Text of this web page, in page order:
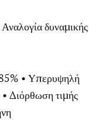
δυναμικής
• Υπερυψηλή
Διόρθωση τιμής